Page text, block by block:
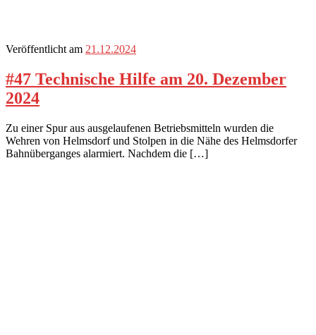
Veröffentlicht am 21.12.2024
#47 Technische Hilfe am 20. Dezember
2024
Zu einer Spur aus ausgelaufenen Betriebsmitteln wurden die
Wehren von Helmsdorf und Stolpen in die Nähe des Helmsdorfer
Bahnüberganges alarmiert. Nachdem die […]